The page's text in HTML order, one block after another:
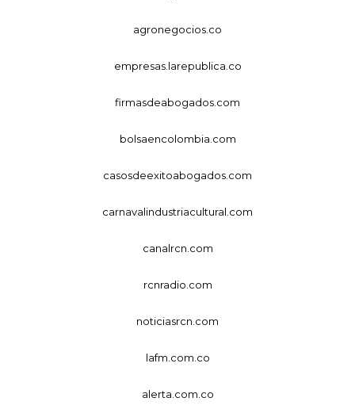
agronegocios.co
empresas.larepublica.co
firmasdeabogados.com
bolsaencolombia.com
casosdeexitoabogados.com
carnavalindustriacultural.com
canalrcn.com
rcnradio.com
noticiasrcn.com
lafm.com.co
alerta.com.co